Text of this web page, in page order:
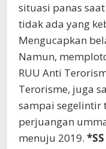
situasi panas
tidak ada yang
Mengucapkan
Namun,
RUU Anti
Terorisme, juga
sampai segelintir
perjuangan
menuju 2019. *SS